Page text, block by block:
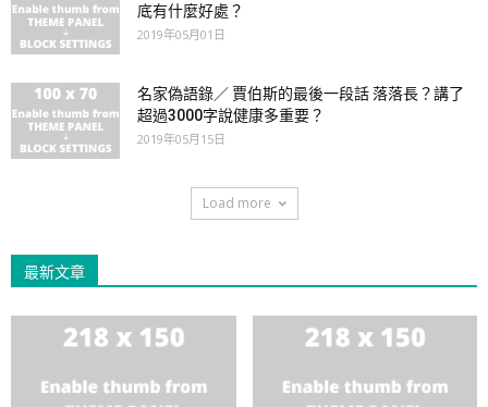
底有什麼好處？
2019年05月01日
名家偽語錄／ 賈伯斯的最後一段話 落落長？講了
超過3000字說健康多重要？
2019年05月15日
Load more
最新文章